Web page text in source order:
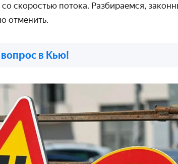
скоростью потока. Разбираемся,
отменить.
в Кью!